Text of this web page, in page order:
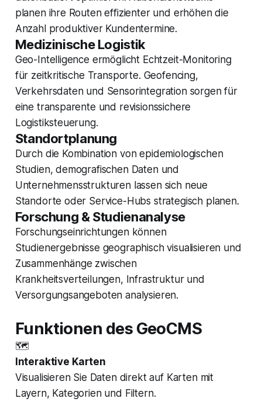
planen ihre Routen effizienter und erhöhen die
Anzahl produktiver Kundentermine.
Medizinische Logistik
Geo-Intelligence ermöglicht Echtzeit-Monitoring
für zeitkritische Transporte. Geofencing,
Verkehrsdaten und Sensorintegration sorgen für
eine transparente und revisionssichere
Logistiksteuerung.
Standortplanung
Durch die Kombination von epidemiologischen
Studien, demografischen Daten und
Unternehmensstrukturen lassen sich neue
Standorte oder Service-Hubs strategisch planen.
Forschung & Studienanalyse
Forschungseinrichtungen können
Studienergebnisse geographisch visualisieren und
Zusammenhänge zwischen
Krankheitsverteilungen, Infrastruktur und
Versorgungsangeboten analysieren.
Funktionen des GeoCMS
🗺
Interaktive Karten
Visualisieren Sie Daten direkt auf Karten mit
Layern, Kategorien und Filtern.